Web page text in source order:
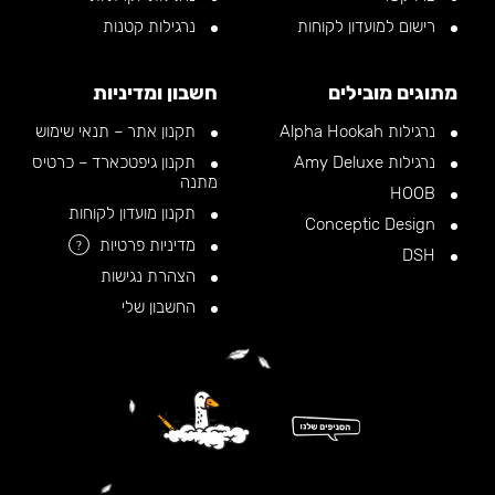
רישום למועדון לקוחות
נרגילות קטנות
מתוגים מובילים
נרגילות Alpha Hookah
נרגילות Amy Deluxe
חשבון ומדיניות
תקנון אתר – תנאי שימוש
תקנון גיפטכארד – כרטיס
מתנה
תקנון מועדון לקוחות
מדיניות פרטיות
?
הצהרת נגישות
החשבון שלי